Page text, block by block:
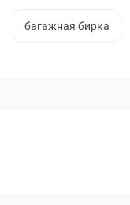
багажная бирка